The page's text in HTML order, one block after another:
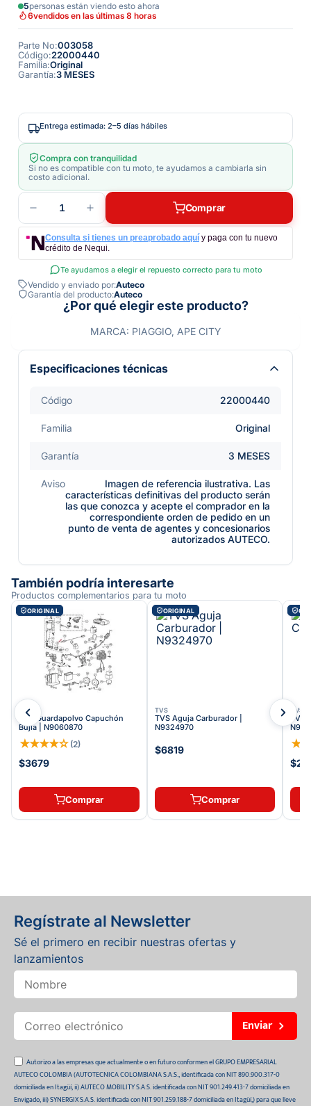
5personas están viendo esto ahora
6vendidos en las últimas 8 horas
Parte No:003058
Código:22000440
Familia:Original
Garantía:3 MESES
Entrega estimada: 2–5 días hábiles
Compra con tranquilidad
Si no es compatible con tu moto, te ayudamos a cambiarla sin
costo adicional.
1 Comprar
Consulta si tienes un preaprobado aquí y paga con tu nuevo
crédito de Nequi.
Te ayudamos a elegir el repuesto correcto para tu moto
Vendido y enviado por:Auteco
Garantía del producto:Auteco
¿Por qué elegir este producto?
MARCA: PIAGGIO, APE CITY
Especificaciones técnicas
Código 22000440
Familia Original
Garantía 3 MESES
Aviso
Imagen de referencia ilustrativa. Las
características definitivas del producto serán
las que conozca y acepte el comprador en la
correspondiente orden de pedido en un
punto de venta de agentes y concesionarios
autorizados AUTECO.
También podría interesarte
Productos complementarios para tu moto
ORIGINAL
TVS
TVS Guardapolvo Capuchón
Bujía | N9060870
★★★★☆ (2)
$3679
Comprar
ORIGINAL
TVS
TVS Aguja Carburador |
N9324970
$6819
Comprar
TVS
TVS
★
Regístrate al Newsletter
Sé el primero en recibir nuestras ofertas y
lanzamientos
Enviar
Autorizo a las empresas que actualmente o en futuro conformen el GRUPO EMPRESARIAL
AUTECO COLOMBIA (AUTOTECNICA COLOMBIANA S.A.S., identificada con NIT 890.900.317-0
domiciliada en Itagüí, ii) AUTECO MOBILITY S.A.S. identificada con NIT 901.249.413-7 domiciliada en
Envigado, iii) SYNERGIX S.A.S. identificada con NIT 901.259.188-7 domiciliada en Itagüí,) para que lleve